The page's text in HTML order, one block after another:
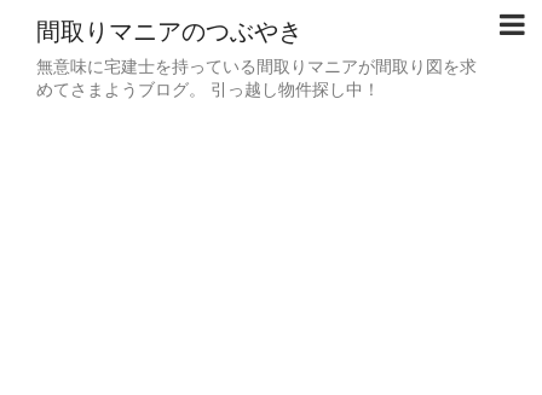
間取りマニアのつぶやき
無意味に宅建士を持っている間取りマニアが間取り図を求
めてさまようブログ。 引っ越し物件探し中！